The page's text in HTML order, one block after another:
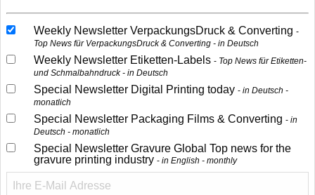
Weekly Newsletter VerpackungsDruck & Converting
Top News für VerpackungsDruck & Converting - in Deutsch
Weekly Newsletter Etiketten-Labels
Top News für Etiketten-
und Schmalbahndruck - in Deutsch
Special Newsletter Digital Printing today
in Deutsch -
monatlich
Special Newsletter Packaging Films & Converting
in
Deutsch - monatlich
Special Newsletter Gravure Global Top news for the
gravure printing industry
in English - monthly